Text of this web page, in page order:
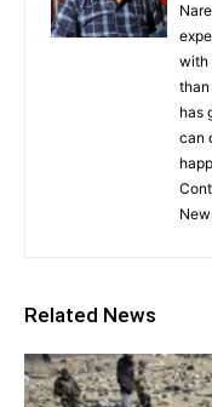
with
than
has
can
Related News